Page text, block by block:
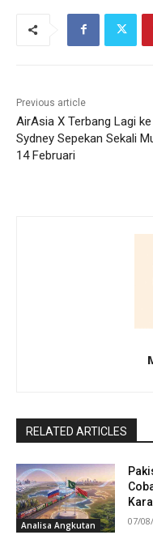
Previous article
AirAsia X Terbang Lagi ke
Sydney Sepekan Sekali
14 Februari
RELATED ARTICLES
Analisa Angkutan 07/